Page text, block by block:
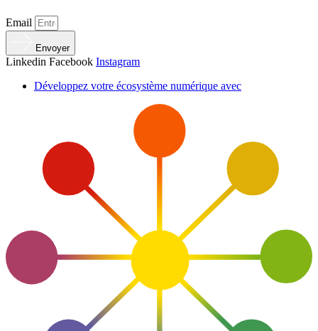
Email
Envoyer
Linkedin Facebook Instagram
Développez votre écosystème numérique avec